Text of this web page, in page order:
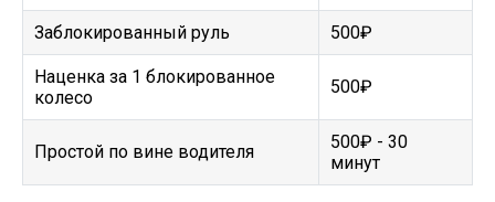
Заблокированный руль 500₽
Наценка за 1 блокированное
колесо
500₽
Простой по вине водителя
500₽ - 30
минут